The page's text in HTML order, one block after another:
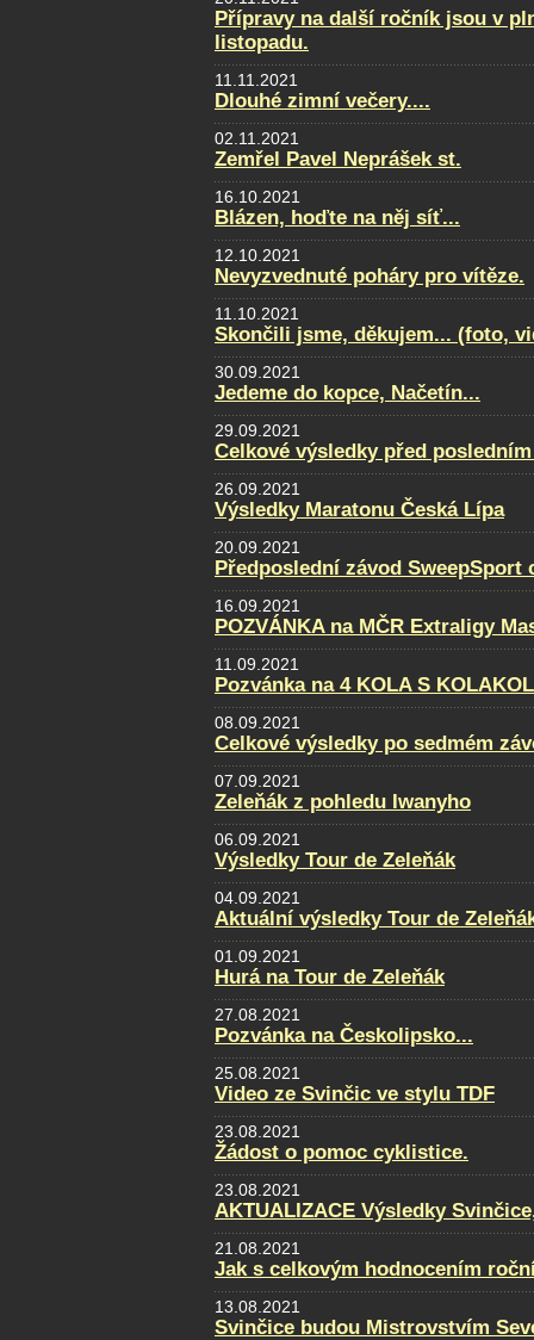
Přípravy na další ročník jsou v
listopadu.
11.11.2021
Dlouhé zimní večery....
02.11.2021
Zemřel Pavel Neprášek st.
16.10.2021
Blázen, hoďte na něj síť...
12.10.2021
Nevyzvednuté poháry pro vítěze.
11.10.2021
Skončili jsme, děkujem... (foto,
30.09.2021
Jedeme do kopce, Načetín...
29.09.2021
Celkové výsledky před
26.09.2021
Výsledky Maratonu Česká Lípa
20.09.2021
Předposlední závod
16.09.2021
POZVÁNKA na MČR Extraligy
11.09.2021
Pozvánka na 4 KOLA S
08.09.2021
Celkové výsledky po sedmém
07.09.2021
Zeleňák z pohledu Iwanyho
06.09.2021
Výsledky Tour de Zeleňák
04.09.2021
Aktuální výsledky Tour de
01.09.2021
Hurá na Tour de Zeleňák
27.08.2021
Pozvánka na Českolipsko...
25.08.2021
Video ze Svinčic ve stylu TDF
23.08.2021
Žádost o pomoc cyklistice.
23.08.2021
AKTUALIZACE Výsledky
21.08.2021
Jak s celkovým hodnocením
13.08.2021
Svinčice budou Mistrovstvím